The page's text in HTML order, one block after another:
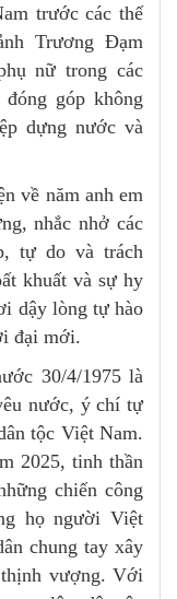
trước các thế
Trương Đạm
nữ trong các
góp không
dựng nước và
về năm anh em
nhắc nhở các
tự do và trách
khuất và sự hy
dậy lòng tự hào
đại mới.
30/4/1975 là
nước, ý chí tự
tộc Việt Nam.
2025, tinh thần
chiến công
họ người Việt
chung tay xây
vượng. Với